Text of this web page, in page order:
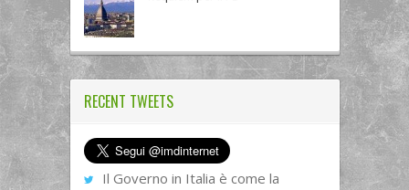
RECENT TWEETS
Il Governo in Italia è come la